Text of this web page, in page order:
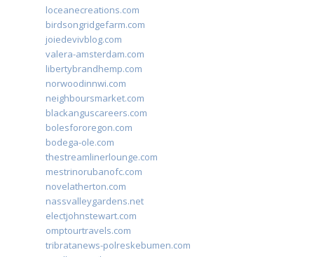
loceanecreations.com
birdsongridgefarm.com
joiedevivblog.com
valera-amsterdam.com
libertybrandhemp.com
norwoodinnwi.com
neighboursmarket.com
blackanguscareers.com
bolesfororegon.com
bodega-ole.com
thestreamlinerlounge.com
mestrinorubanofc.com
novelatherton.com
nassvalleygardens.net
electjohnstewart.com
omptourtravels.com
tribratanews-polreskebumen.com